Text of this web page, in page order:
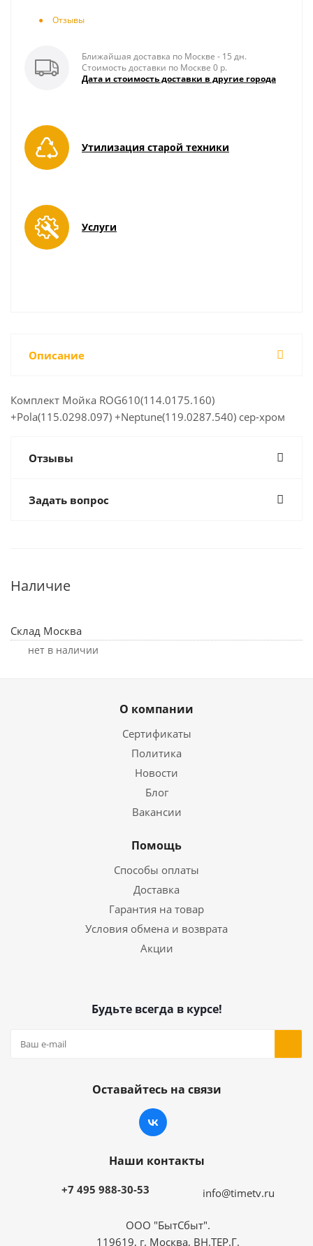
Отзывы
Ближайшая доставка по Москве - 15 дн.
Стоимость доставки по Москве 0 р.
Дата и стоимость доставки в другие города
Утилизация старой техники
Услуги
Описание
Комплект Мойка ROG610(114.0175.160)
+Pola(115.0298.097) +Neptune(119.0287.540) сер-хром
Отзывы
Задать вопрос
Наличие
Склад Москва
Нет в наличии
О компании
Сертификаты
Политика
Новости
Блог
Вакансии
Помощь
Способы оплаты
Доставка
Гарантия на товар
Условия обмена и возврата
Акции
Будьте всегда в курсе!
Оставайтесь на связи
Наши контакты
+7 495 988-30-53 info@timetv.ru
ООО "БытСбыт".
119619, г. Москва, ВН.ТЕР.Г.